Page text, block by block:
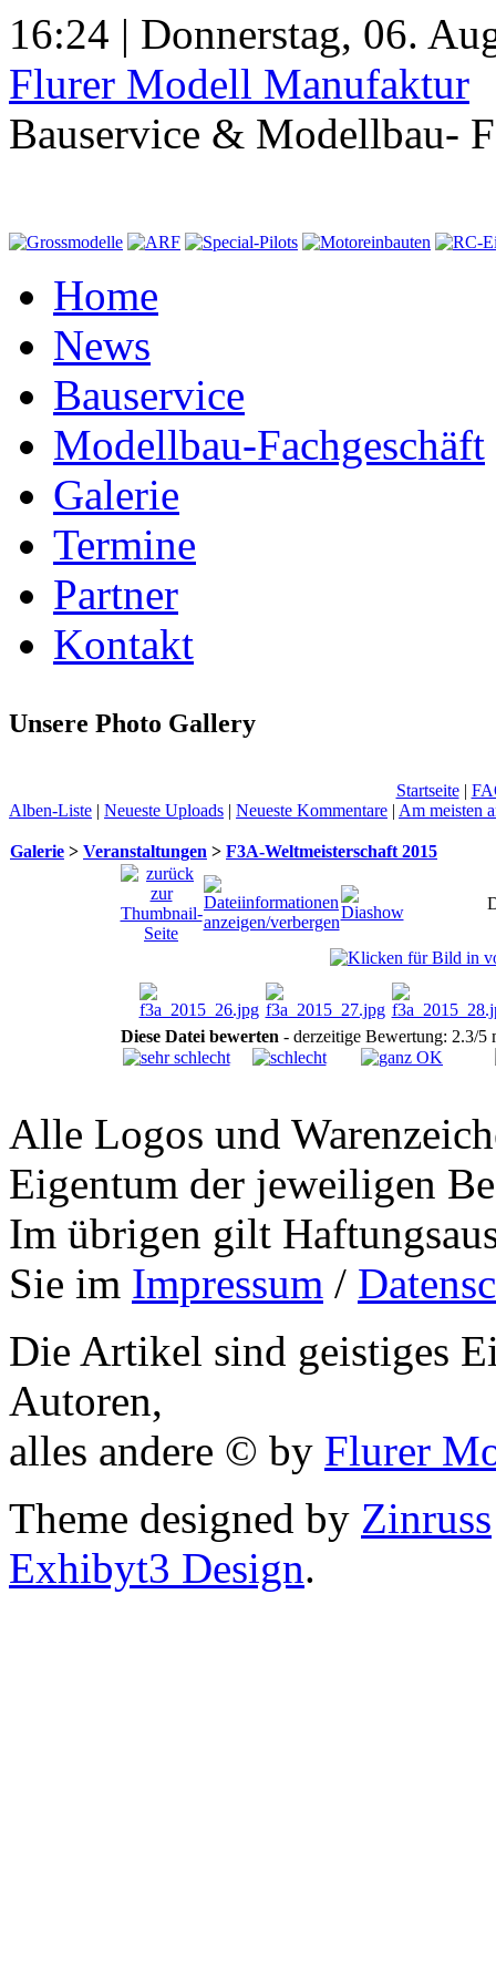
16:24 | Donnerstag, 06.
Flurer Modell Manufaktur
Bauservice & Modellbau-
Home
News
Bauservice
Modellbau-Fachgeschäft
Galerie
Termine
Partner
Kontakt
Unsere Photo Gallery
Startseite|
Alben-Liste | Neueste Uploads | Neueste Kommentare | Am meisten
Galerie > Veranstaltungen > F3A-Weltmeisterschaft 2015
Diese Datei bewerten - derzeitige Bewertung: 2.3/5
Alle Logos und
Eigentum der jeweiligen
Im übrigen gilt
Sie im Impressum /
Die Artikel sind geistiges
Autoren,
alles andere © by Flurer
Theme designed by Zinruss
Exhibyt3 Design.